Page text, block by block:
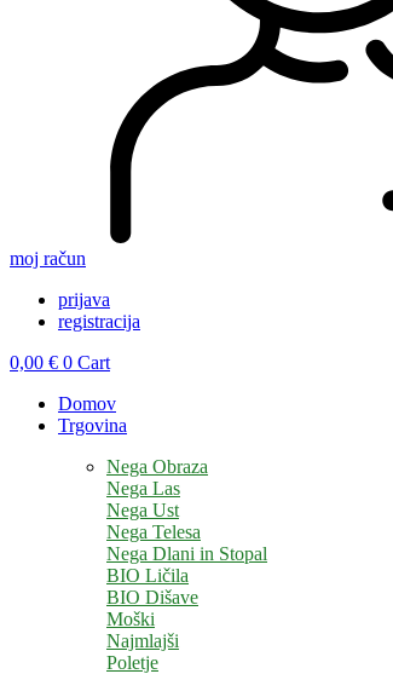
moj račun
prijava
registracija
0,00 € 0 Cart
Domov
Trgovina
Nega Obraza
Nega Las
Nega Ust
Nega Telesa
Nega Dlani in Stopal
BIO Ličila
BIO Dišave
Moški
Najmlajši
Poletje